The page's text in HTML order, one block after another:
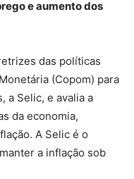
e aumento dos
das políticas
(Copom) para
a Selic, e avalia a
da economia,
A Selic é o
a inflação sob